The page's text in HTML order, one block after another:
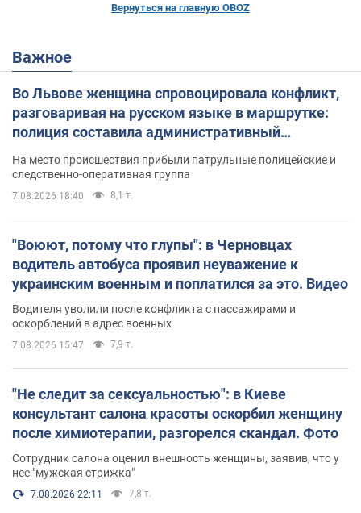
Вернуться на главную OBOZ
Важное
Во Львове женщина спровоцировала конфликт,
разговаривая на русском языке в маршрутке:
полиция составила административный
На место происшествия прибыли патрульные полицейские и
следственно-оперативная группа
7.08.2026 18:40 8,1 т.
"Воюют, потому что глупы": в Черновцах
водитель автобуса проявил неуважение к
украинским военным и поплатился за это. Видео
Водителя уволили после конфликта с пассажирами и
оскорблений в адрес военных
7.08.2026 15:47 7,9 т.
"Не следит за сексуальностью": в Киеве
консультант салона красоты оскорбил женщину
после химиотерапии, разгорелся скандал. Фото
Сотрудник салона оценил внешность женщины, заявив, что у
нее "мужская стрижка"
7.08.2026 22:11 7,8 т.